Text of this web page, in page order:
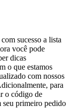
sucesso a lista
você pode
dicas
o que estamos
com nossos
para
o código de
seu primeiro pedido